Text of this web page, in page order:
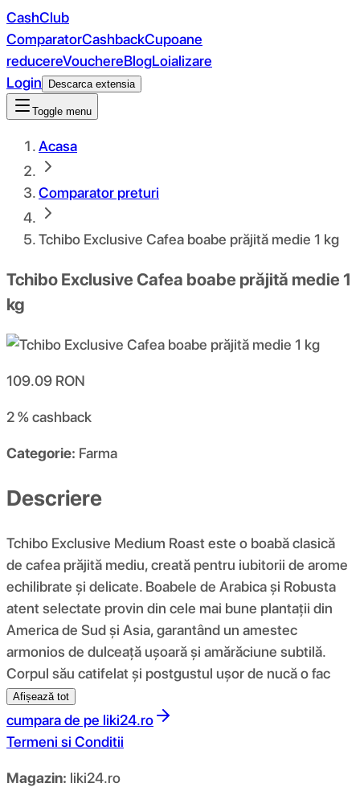
CashClub
ComparatorCashbackCupoane
reducereVouchereBlogLoializare
Login
Descarca extensia
Toggle menu
Acasa
Comparator preturi
Tchibo Exclusive Cafea boabe prăjită medie 1 kg
Tchibo Exclusive Cafea boabe prăjită medie 1
kg
109.09 RON
2 %cashback
Categorie: Farma
Descriere
Tchibo Exclusive Medium Roast este o boabă clasică
de cafea prăjită mediu, creată pentru iubitorii de arome
echilibrate și delicate. Boabele de Arabica și Robusta
atent selectate provin din cele mai bune plantații din
America de Sud și Asia, garantând un amestec
armonios de dulceață ușoară și amărăciune subtilă.
Corpul său catifelat și postgustul ușor de nucă o fac
Afișează tot
cumpara de pe liki24.ro
Termeni si Conditii
Magazin: liki24.ro